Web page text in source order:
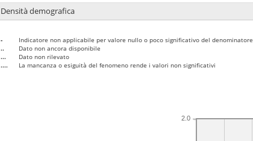
Densità demografica
-
Indicatore non applicabile per valore nullo o poco significativo del denominatore
..
Dato non ancora disponibile
...
Dato non rilevato
....
La mancanza o esiguità del fenomeno rende i valori non significativi
2.0